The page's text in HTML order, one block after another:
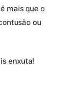
mais que o
ou
enxuta!